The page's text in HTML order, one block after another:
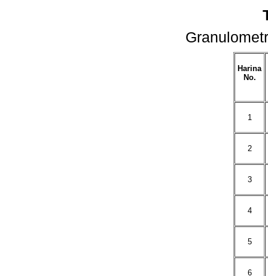
Harina
No.
1
2
3
4
5
6